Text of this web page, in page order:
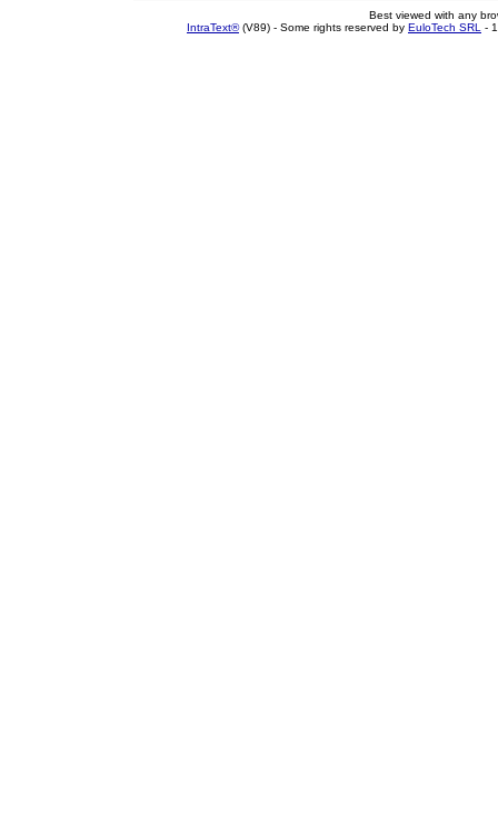
Best viewed with any
IntraText®(V89) - Some rights reserved by EuloTech SRL -